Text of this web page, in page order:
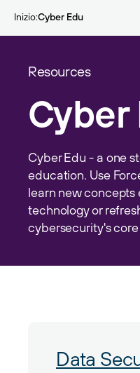
InizioCyber Edu
Cyber
Resources
Cyber Edu - a one
education. Use
learn new concepts
technology or
cybersecurity's
Data